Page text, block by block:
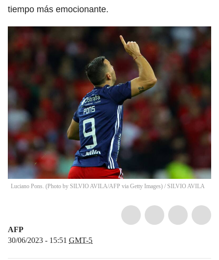
tiempo más emocionante.
Luciano Pons. (Photo by SILVIO AVILA/AFP via Getty Images) / SILVIO AVILA
AFP
30/06/2023 - 15:51 GMT-5